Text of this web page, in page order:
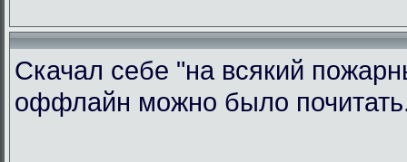
Скачал себе "на всякий
оффлайн можно было